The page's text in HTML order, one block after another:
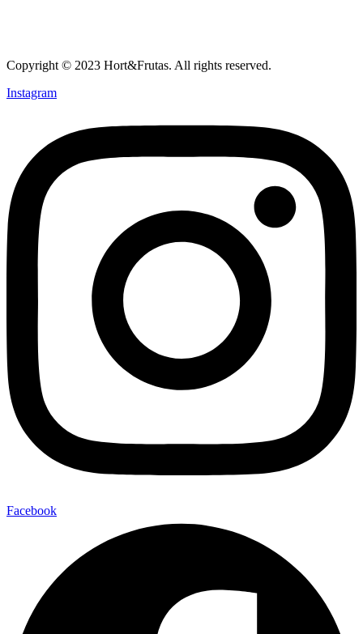
Copyright © 2023 Hort&Frutas. All rights reserved.
Instagram
Facebook